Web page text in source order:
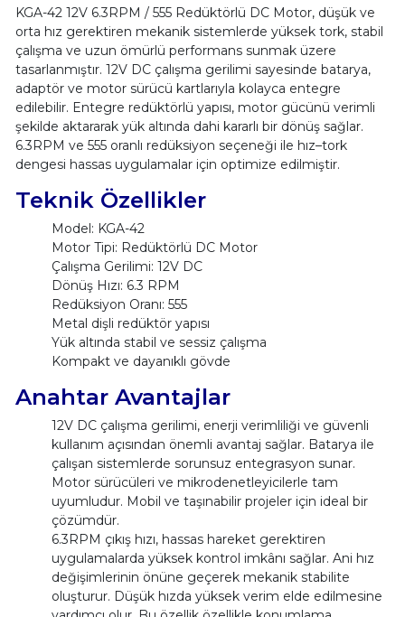
KGA-42 12V 6.3RPM / 555 Redüktörlü DC Motor, düşük ve
orta hız gerektiren mekanik sistemlerde yüksek tork, stabil
çalışma ve uzun ömürlü performans sunmak üzere
tasarlanmıştır. 12V DC çalışma gerilimi sayesinde batarya,
adaptör ve motor sürücü kartlarıyla kolayca entegre
edilebilir. Entegre redüktörlü yapısı, motor gücünü verimli
şekilde aktararak yük altında dahi kararlı bir dönüş sağlar.
6.3RPM ve 555 oranlı redüksiyon seçeneği ile hız–tork
dengesi hassas uygulamalar için optimize edilmiştir.
Teknik Özellikler
Model: KGA-42
Motor Tipi: Redüktörlü DC Motor
Çalışma Gerilimi: 12V DC
Dönüş Hızı: 6.3 RPM
Redüksiyon Oranı: 555
Metal dişli redüktör yapısı
Yük altında stabil ve sessiz çalışma
Kompakt ve dayanıklı gövde
Anahtar Avantajlar
12V DC çalışma gerilimi, enerji verimliliği ve güvenli
kullanım açısından önemli avantaj sağlar. Batarya ile
çalışan sistemlerde sorunsuz entegrasyon sunar.
Motor sürücüleri ve mikrodenetleyicilerle tam
uyumludur. Mobil ve taşınabilir projeler için ideal bir
çözümdür.
6.3RPM çıkış hızı, hassas hareket gerektiren
uygulamalarda yüksek kontrol imkânı sağlar. Ani hız
değişimlerinin önüne geçerek mekanik stabilite
oluşturur. Düşük hızda yüksek verim elde edilmesine